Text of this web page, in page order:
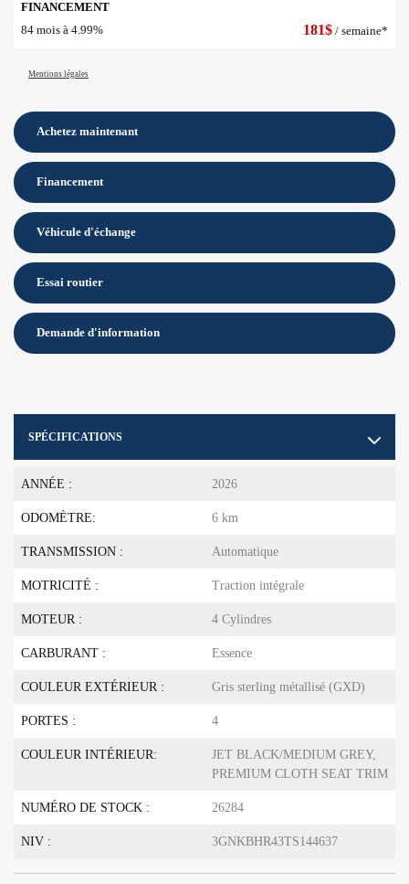
SPÉCIFICATIONS
ANNÉE : 2026
ODOMÈTRE: 6 km
TRANSMISSION : Automatique
MOTRICITÉ : Traction intégrale
MOTEUR : 4 Cylindres
CARBURANT : Essence
COULEUR EXTÉRIEUR : Gris sterling métallisé (GXD)
PORTES : 4
COULEUR INTÉRIEUR:
JET BLACK/MEDIUM GREY,
PREMIUM CLOTH SEAT TRIM
NUMÉRO DE STOCK : 26284
NIV : 3GNKBHR43TS144637
FINANCEMENT
84 mois à 4.99%
181$ / semaine*
Mentions légales
Achetez maintenant
Financement
Véhicule d'échange
Essai routier
Demande d'information